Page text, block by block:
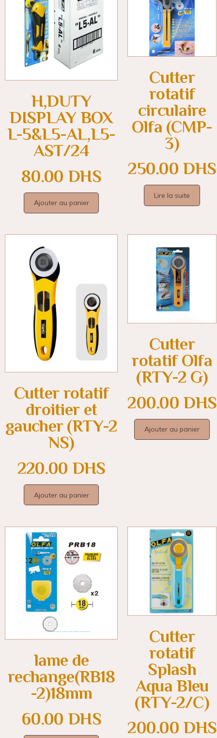
H,DUTY
DISPLAY BOX
L-5&L5-AL,L5-
AST/24
80.00 DHS
Ajouter au panier
Cutter
rotatif
circulaire
Olfa (CMP-
3)
250.00 DHS
Lire la suite
Cutter rotatif
droitier et
gaucher (RTY-2
NS)
220.00 DHS
Ajouter au panier
Cutter
rotatif Olfa
(RTY-2 G)
200.00 DHS
Ajouter au panier
lame de
rechange(RB18
-2)18mm
60.00 DHS
Cutter
rotatif
Splash
Aqua Bleu
(RTY-2/C)
200.00 DHS